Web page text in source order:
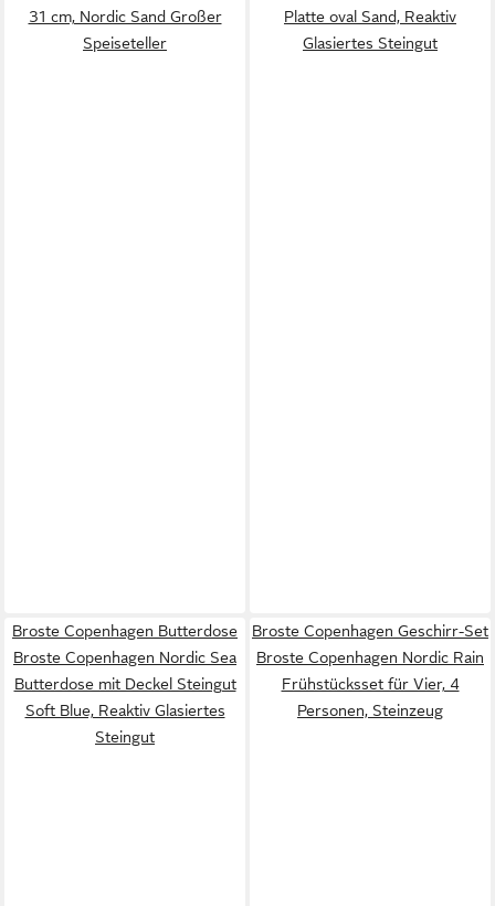
31 cm, Nordic Sand Großer
Speiseteller
Platte oval Sand, Reaktiv
Glasiertes Steingut
Broste Copenhagen Butterdose
Broste Copenhagen Nordic Sea
Butterdose mit Deckel Steingut
Soft Blue, Reaktiv Glasiertes
Steingut
Broste Copenhagen Geschirr-Set
Broste Copenhagen Nordic Rain
Frühstücksset für Vier, 4
Personen, Steinzeug